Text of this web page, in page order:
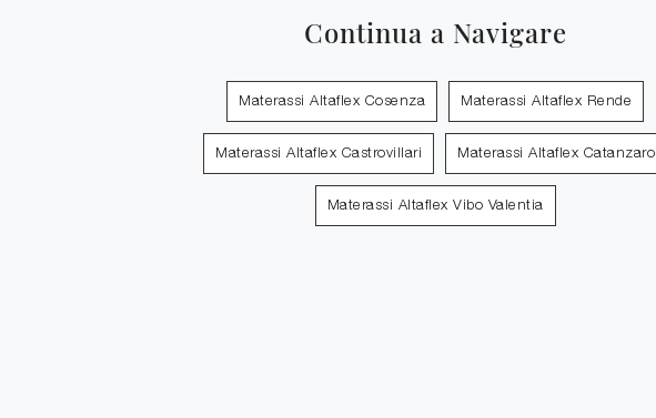
Continua a Navigare
Materassi Altaflex Cosenza Materassi Altaflex Rende
Materassi Altaflex Castrovillari Materassi Altaflex Catanzaro
Materassi Altaflex Vibo Valentia